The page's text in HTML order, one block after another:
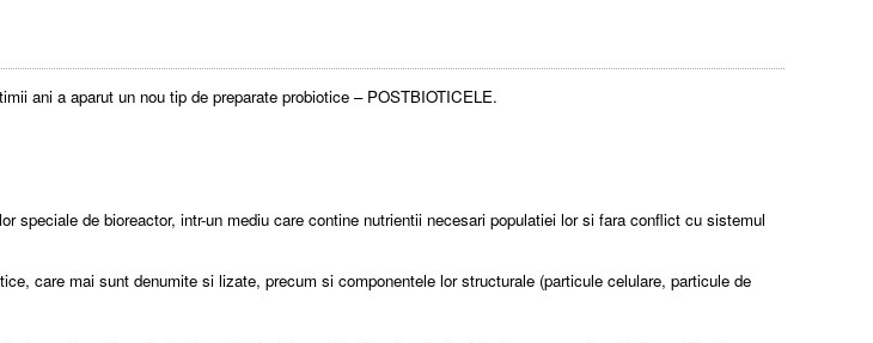
ani a aparut un nou tip de preparate probiotice – POSTBIOTICELE.
speciale de bioreactor, intr-un mediu care contine nutrientii necesari populatiei lor si fara conflict cu sistemul
care mai sunt denumite si lizate, precum si componentele lor structurale (particule celulare, particule de